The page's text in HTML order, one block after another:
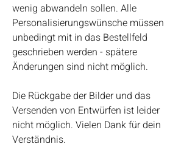
wenig abwandeln sollen. Alle
Personalisierungswünsche müssen
unbedingt mit in das Bestellfeld
geschrieben werden - spätere
Änderungen sind nicht möglich.
Die Rückgabe der Bilder und das
Versenden von Entwürfen ist leider
nicht möglich. Vielen Dank für dein
Verständnis.